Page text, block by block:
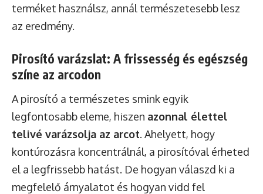
terméket használsz, annál természetesebb lesz
az eredmény.
Pirosító varázslat: A frissesség és egészség
színe az arcodon
A pirosító a természetes smink egyik
legfontosabb eleme, hiszen azonnal élettel
telivé varázsolja az arcot. Ahelyett, hogy
kontúrozásra koncentrálnál, a pirosítóval érheted
el a legfrissebb hatást. De hogyan válaszd ki a
megfelelő árnyalatot és hogyan vidd fel